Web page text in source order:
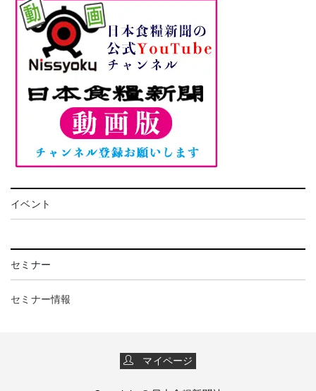
イベント
セミナー
セミナー情報
マイページ